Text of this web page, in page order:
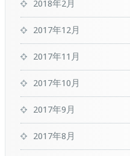
2018年2月
2017年12月
2017年11月
2017年10月
2017年9月
2017年8月